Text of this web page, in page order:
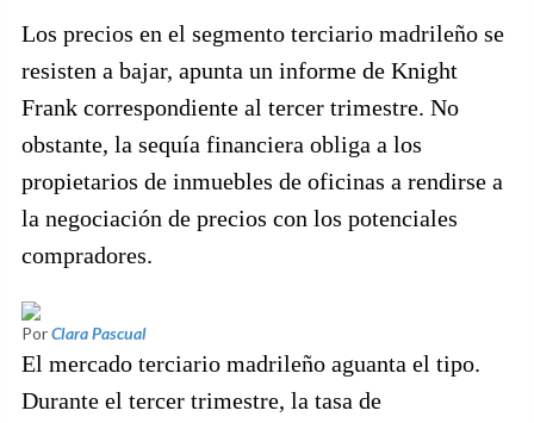
Los precios en el segmento terciario madrileño se
resisten a bajar, apunta un informe de Knight
Frank correspondiente al tercer trimestre. No
obstante, la sequía financiera obliga a los
propietarios de inmuebles de oficinas a rendirse a
la negociación de precios con los potenciales
compradores.
PorClara Pascual
El mercado terciario madrileño aguanta el tipo.
Durante el tercer trimestre, la tasa de